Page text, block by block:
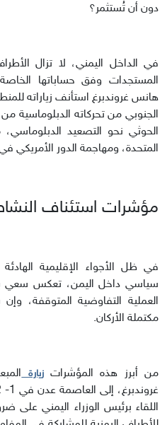
دون أن تُستثمر؟
في الداخل اليمني، لا تزال
المستجدات وفق حساباتها
هانس غروندبرغ استأنف زياراته
الجنوبي من تحركاته الدبلوماسية
الحوثي نحو التصعيد
المتحدة، ومهاجمة الدور الأمريكي
مؤشرات استئناف
في ظل الأجواء الإقليمية
سياسي داخل اليمن، تعكس سعي
العملية التفاوضية المتوقفة،
مكتملة الأركان.
من أبرز هذه المؤشراتزيارة
اللقاء برئيس الوزراء اليمني